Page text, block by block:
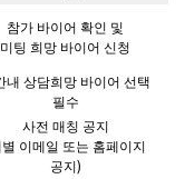
참가 바이어 확인 및
미팅 희망 바이어 신청
내 상담희망 바이어 선택
필수
사전 매칭 공지
이메일 또는 홈페이지
공지 )